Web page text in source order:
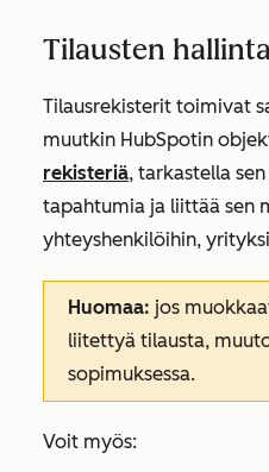
Tilausten hallinta
Tilausrekisterit toimivat
muutkin HubSpotin
rekisteriä, tarkastella
tapahtumia ja liittää sen
yhteyshenkilöihin,
Huomaa: jos
liitettyä tilausta,
sopimuksessa.
Voit myös: